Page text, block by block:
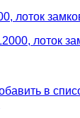
лоток
в